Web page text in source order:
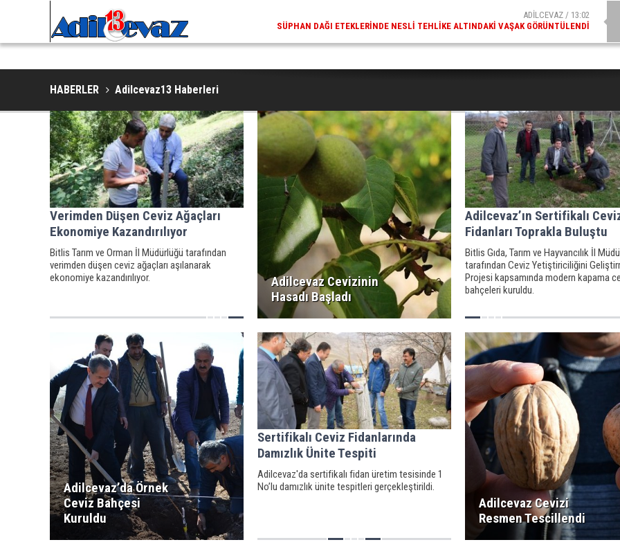
ADİLCEVAZ / 13:02
SÜPHAN DAĞI ETEKLERINDE NESLI TEHLIKE ALTINDAKI VAŞAK GÖRÜNTÜLENDI
HABERLER Adilcevaz13 Haberleri
Verimden Düşen Ceviz Ağaçları
Ekonomiye Kazandırılıyor
Bitlis Tarım ve Orman İl Müdürlüğü tarafından
verimden düşen ceviz ağaçları aşılanarak
ekonomiye kazandırılıyor.
Adilcevaz Cevizinin
Hasadı Başladı
Adilcevaz’ın Sertifikalı
Fidanları Toprakla Buluştu
Bitlis Gıda, Tarım ve Hayvancılık İl
tarafından Ceviz Yetiştiriciliğini
Projesi kapsamında modern kapama
bahçeleri kuruldu.
Adilcevaz’da Örnek
Ceviz Bahçesi
Kuruldu
Sertifikalı Ceviz Fidanlarında
Damızlık Ünite Tespiti
Adilcevaz'da sertifikalı fidan üretim tesisinde 1
No’lu damızlık ünite tespitleri gerçekleştirildi.
Adilcevaz Cevizi
Resmen Tescillendi